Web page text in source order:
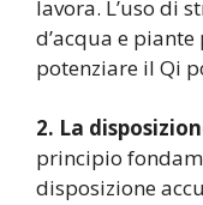
lavora. L’uso di
d’acqua e
potenziare il Qi
2. La
principio
disposizione